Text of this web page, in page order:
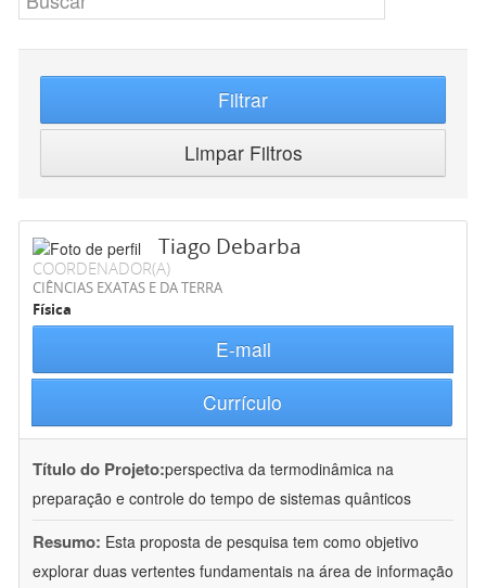
Filtrar
Limpar Filtros
Tiago Debarba
COORDENADOR(A)
CIÊNCIAS EXATAS E DA TERRA
Física
E-mail
Currículo
Título do Projeto:perspectiva da termodinâmica na
preparação e controle do tempo de sistemas quânticos
Resumo: Esta proposta de pesquisa tem como objetivo
explorar duas vertentes fundamentais na área de informação